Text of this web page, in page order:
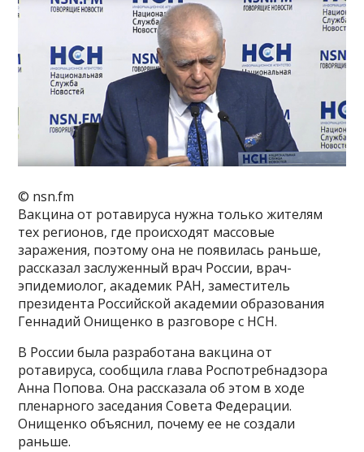
© nsn.fm
Вакцина от ротавируса нужна только жителям
тех регионов, где происходят массовые
заражения, поэтому она не появилась раньше,
рассказал заслуженный врач России, врач-
эпидемиолог, академик РАН, заместитель
президента Российской академии образования
Геннадий Онищенко в разговоре с НСН.
В России была разработана вакцина от
ротавируса, сообщила глава Роспотребнадзора
Анна Попова. Она рассказала об этом в ходе
пленарного заседания Совета Федерации.
Онищенко объяснил, почему ее не создали
раньше.